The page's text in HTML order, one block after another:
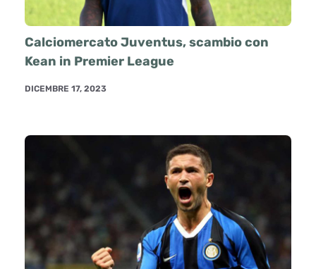
Calciomercato Juventus, scambio con
Kean in Premier League
DICEMBRE 17, 2023